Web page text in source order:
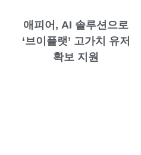
애피어, AI 솔루션으로
‘브이플랫’ 고가치 유저
확보 지원